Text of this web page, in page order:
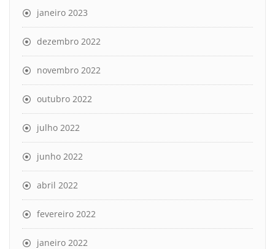
janeiro 2023
dezembro 2022
novembro 2022
outubro 2022
julho 2022
junho 2022
abril 2022
fevereiro 2022
janeiro 2022